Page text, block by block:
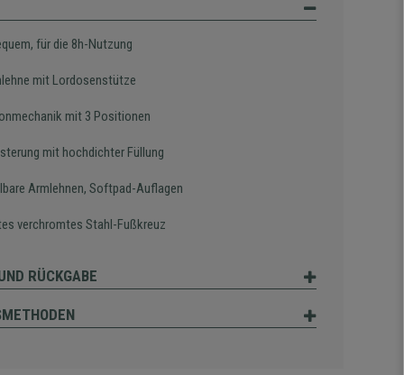
für die 8h-Nutzung
mit Lordosenstütze
mit 3 Positionen
mit hochdichter Füllung
Armlehnen, Softpad-Auflagen
verchromtes Stahl-Fußkreuz
RÜCKGABE